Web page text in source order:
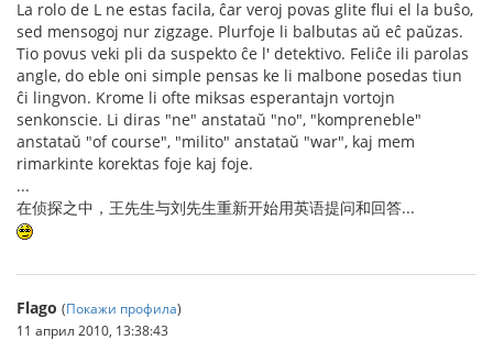
La rolo de L ne estas facila, ĉar veroj povas glite flui el la buŝo,
sed mensogoj nur zigzage. Plurfoje li balbutas aŭ eĉ paŭzas.
Tio povus veki pli da suspekto ĉe l' detektivo. Feliĉe ili parolas
angle, do eble oni simple pensas ke li malbone posedas tiun
ĉi lingvon. Krome li ofte miksas esperantajn vortojn
senkonscie. Li diras "ne" anstataŭ "no", "kompreneble"
anstataŭ "of course", "milito" anstataŭ "war", kaj mem
rimarkinte korektas foje kaj foje.
...
在侦探之中，王先生与刘先生重新开始用英语提问和回答...
Flago (Покажи профила)
11 април 2010, 13:38:43